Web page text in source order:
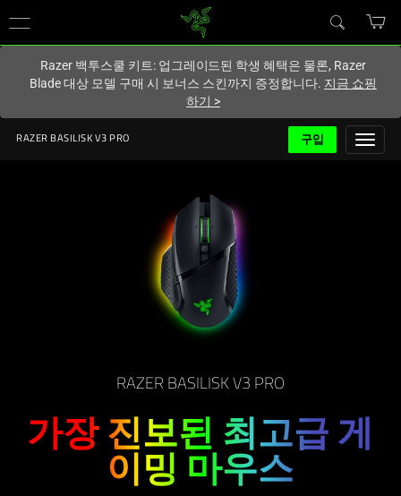
사이트에 있습니다.
Razer 백투스쿨 키트: 업그레이드된 학생 혜택은 물론, Razer
Blade 대상 모델 구매 시 보너스 스킨까지 증정합니다. 지금 쇼핑
하기 >
RAZER BASILISK V3 PRO 구입
RAZER BASILISK V3 PRO
가장 진보된 최고급 게
이밍 마우스